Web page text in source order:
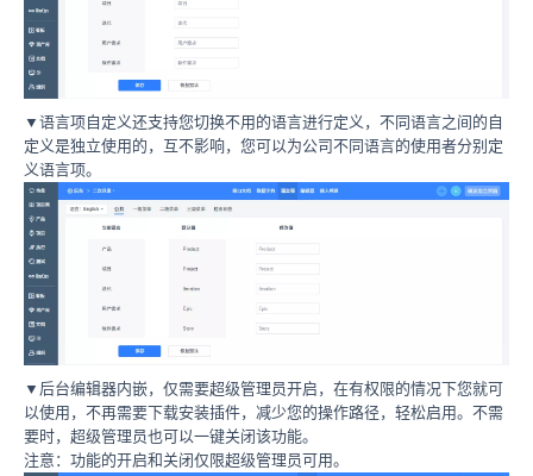
▼语言项自定义还支持您切换不用的语言进行定义，不同语言之间的自
定义是独立使用的，互不影响，您可以为公司不同语言的使用者分别定
义语言项。
▼后台编辑器内嵌，仅需要超级管理员开启，在有权限的情况下您就可
以使用，不再需要下载安装插件，减少您的操作路径，轻松启用。不需
要时，超级管理员也可以一键关闭该功能。
注意：功能的开启和关闭仅限超级管理员可用。